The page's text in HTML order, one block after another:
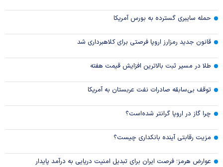
حمله سایبری گسترده به بورس آمریکا
قانون جدید رمزارز اروپا فرصتی برای کلاهبرداری شد
طلا در مسیر ثبت بالاترین افزایش قیمت هفته
توقف بی‌سابقه صادرات نفت عربستان به آمریکا
چرا گاز در اروپا گرانتر شده‌است؟
مزیت رقابتی آینده بانکداری چیست؟
عوارض هرمز؛ فرصت ایران برای تبدیل امنیت دریایی به درآمد پایدار